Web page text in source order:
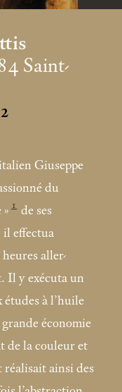
Saint-
Giuseppe
du
» 1 de ses
il effectua
aller-
Il y exécuta un
études à l’huile
économie
de la couleur et
réalisait ainsi des